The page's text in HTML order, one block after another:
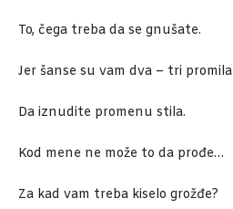
To, čega treba da se gnušate.
Jer šanse su vam dva – tri promila
Da iznudite promenu stila.
Kod mene ne može to da prođe…
Za kad vam treba kiselo grožđe?